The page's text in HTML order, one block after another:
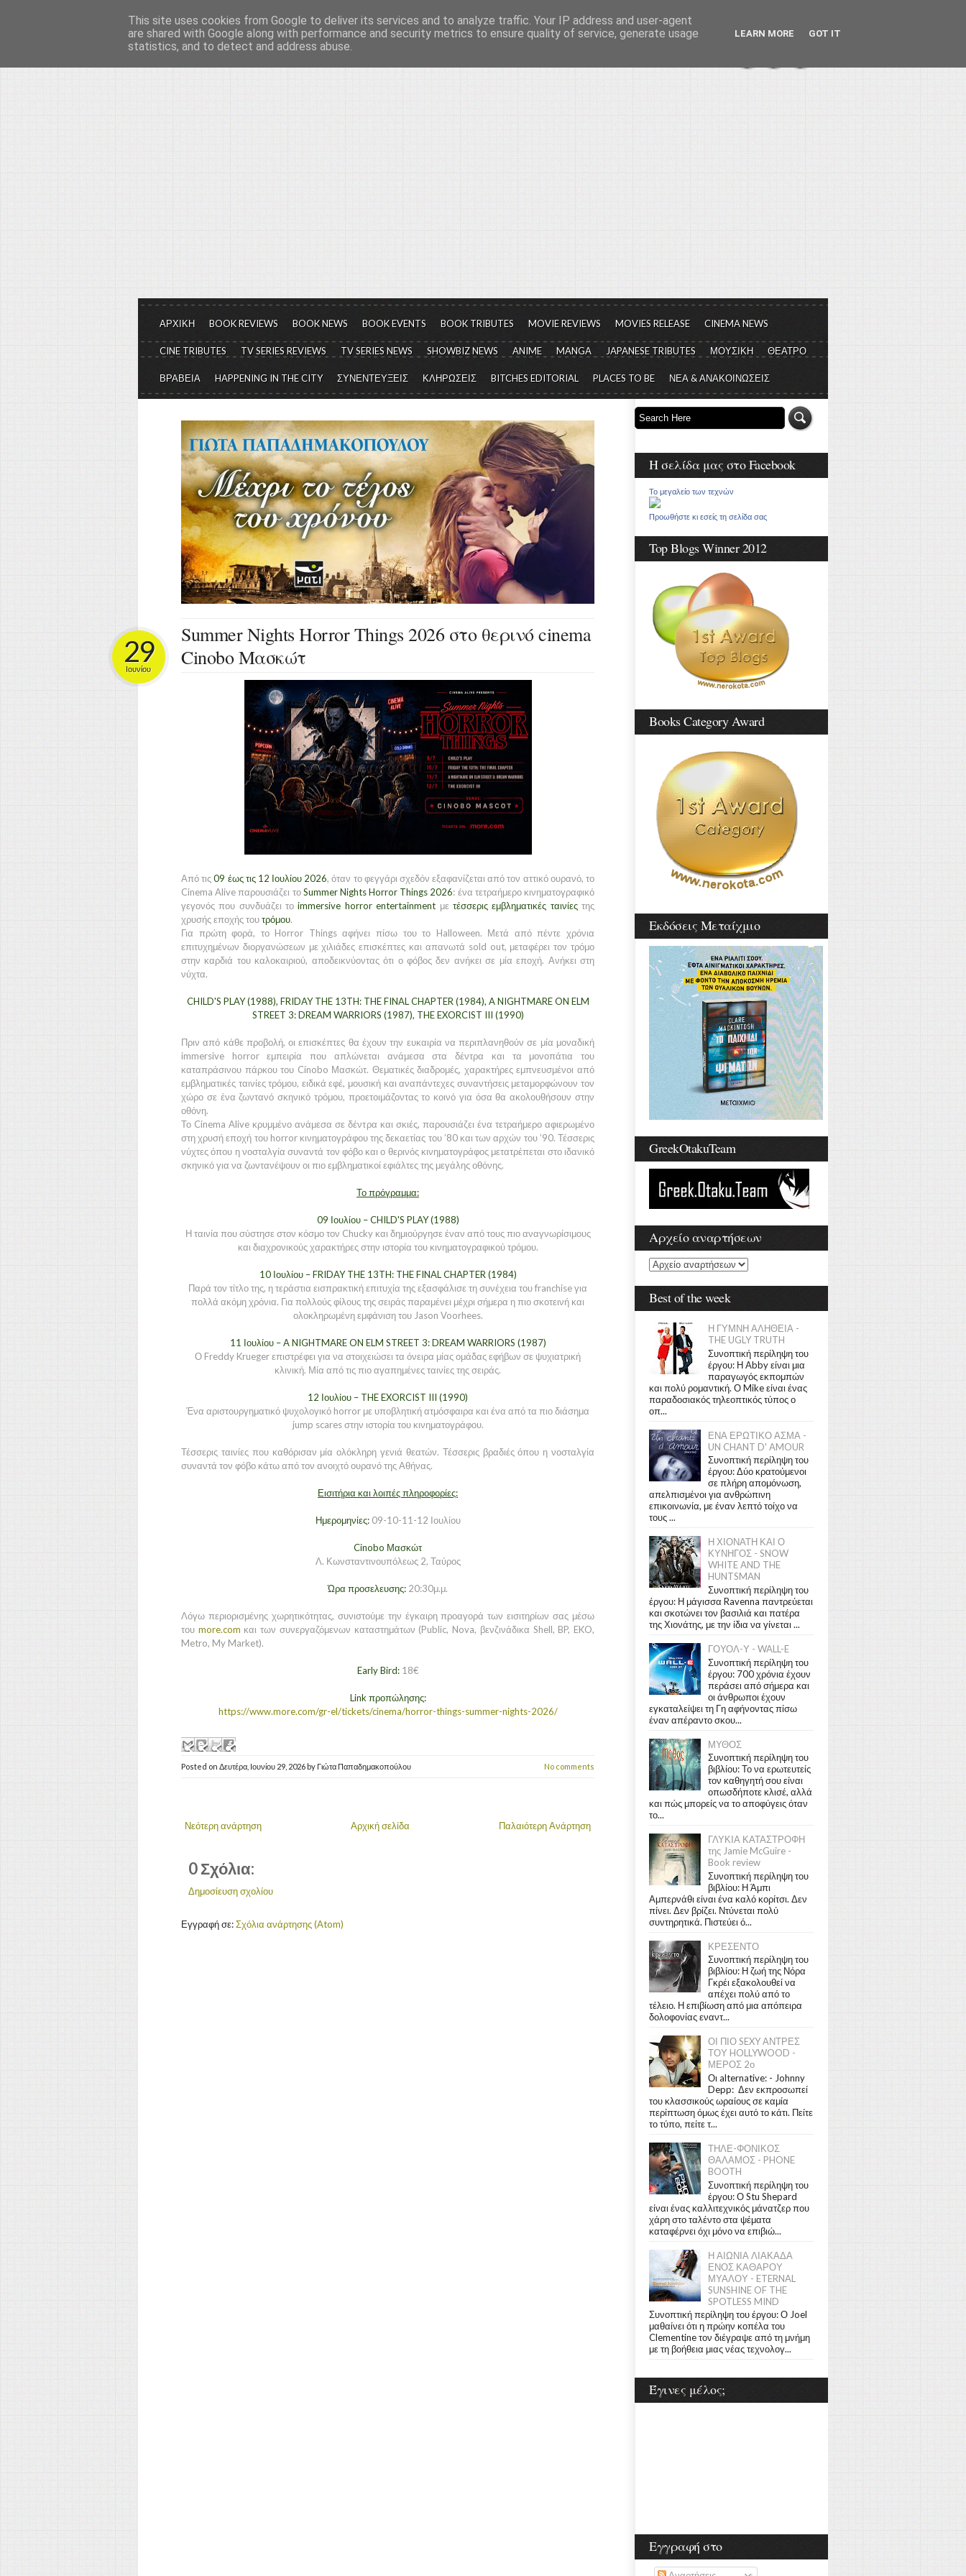
Το μεγαλείο των Τεχνών...
Είμαστε πάντα εδώ για να μιλάμε για τον πολιτισμό, σε κάθε του μορφή και έκταση...
ΑΡΧΙΚΗ BOOK REVIEWS BOOK NEWS BOOK EVENTS BOOK TRIBUTES MOVIE REVIEWS MOVIES RELEASE CINEMA NEWS
CINE TRIBUTES TV SERIES REVIEWS TV SERIES NEWS SHOWBIZ NEWS ANIME MANGA JAPANESE TRIBUTES ΜΟΥΣΙΚΗ ΘΕΑΤΡΟ
ΒΡΑΒΕΙΑ HAPPENING IN THE CITY ΣΥΝΕΝΤΕΥΞΕΙΣ ΚΛΗΡΩΣΕΙΣ BITCHES EDITORIAL PLACES TO BE ΝΕΑ & ΑΝΑΚΟΙΝΩΣΕΙΣ
Summer Nights Horror Things 2026 στο θερινό cinema
Cinobo Μασκώτ
29
Ιουνίου
Από τις09 έως τις 12 Ιουλίου 2026, όταν το φεγγάρι σχεδόν εξαφανίζεται από τον αττικό ουρανό, το
Cinema Alive παρουσιάζει τοSummer Nights Horror Things 2026: ένα τετραήμερο κινηματογραφικό
γεγονός που συνδυάζει τοimmersive horror entertainment με τέσσερις εμβληματικές ταινίεςτης
χρυσής εποχής τουτρόμου.
Για πρώτη φορά, το Horror Things αφήνει πίσω του το Halloween. Μετά από πέντε χρόνια
επιτυχημένων διοργανώσεων με χιλιάδες επισκέπτες και απανωτά sold out, μεταφέρει τον τρόμο
στην καρδιά του καλοκαιριού, αποδεικνύοντας ότι ο φόβος δεν ανήκει σε μία εποχή. Ανήκει στη
νύχτα.
CHILD'S PLAY (1988), FRIDAY THE 13TH: THE FINAL CHAPTER (1984), A NIGHTMARE ON ELM
STREET 3: DREAM WARRIORS (1987), THE EXORCIST III (1990)
Πριν από κάθε προβολή, οι επισκέπτες θα έχουν την ευκαιρία να περιπλανηθούν σε μία μοναδική
immersive horror εμπειρία που απλώνεται ανάμεσα στα δέντρα και τα μονοπάτια του
καταπράσινου πάρκου του Cinobo Μασκώτ. Θεματικές διαδρομές, χαρακτήρες εμπνευσμένοι από
εμβληματικές ταινίες τρόμου, ειδικά εφέ, μουσική και αναπάντεχες συναντήσεις μεταμορφώνουν τον
χώρο σε ένα ζωντανό σκηνικό τρόμου, προετοιμάζοντας το κοινό για όσα θα ακολουθήσουν στην
οθόνη.
Το Cinema Alive κρυμμένο ανάμεσα σε δέντρα και σκιές, παρουσιάζει ένα τετραήμερο αφιερωμένο
στη χρυσή εποχή του horror κινηματογράφου της δεκαετίας του ’80 και των αρχών του ’90. Τέσσερις
νύχτες όπου η νοσταλγία συναντά τον φόβο και ο θερινός κινηματογράφος μετατρέπεται στο ιδανικό
σκηνικό για να ζωντανέψουν οι πιο εμβληματικοί εφιάλτες της μεγάλης οθόνης.
Το πρόγραμμα:
09 Ιουλίου – CHILD'S PLAY (1988)
Η ταινία που σύστησε στον κόσμο τον Chucky και δημιούργησε έναν από τους πιο αναγνωρίσιμους
και διαχρονικούς χαρακτήρες στην ιστορία του κινηματογραφικού τρόμου.
10 Ιουλίου – FRIDAY THE 13TH: THE FINAL CHAPTER (1984)
Παρά τον τίτλο της, η τεράστια εισπρακτική επιτυχία της εξασφάλισε τη συνέχεια του franchise για
πολλά ακόμη χρόνια. Για πολλούς φίλους της σειράς παραμένει μέχρι σήμερα η πιο σκοτεινή και
ολοκληρωμένη εμφάνιση του Jason Voorhees.
11 Ιουλίου – A NIGHTMARE ON ELM STREET 3: DREAM WARRIORS (1987)
Ο Freddy Krueger επιστρέφει για να στοιχειώσει τα όνειρα μίας ομάδας εφήβων σε ψυχιατρική
κλινική. Μία από τις πιο αγαπημένες ταινίες της σειράς.
12 Ιουλίου – THE EXORCIST III (1990)
Ένα αριστουργηματικό ψυχολογικό horror με υποβλητική ατμόσφαιρα και ένα από τα πιο διάσημα
jump scares στην ιστορία του κινηματογράφου.
Τέσσερις ταινίες που καθόρισαν μία ολόκληρη γενιά θεατών. Τέσσερις βραδιές όπου η νοσταλγία
συναντά τον φόβο κάτω από τον ανοιχτό ουρανό της Αθήνας.
Εισιτήρια και λοιπές πληροφορίες:
Ημερομηνίες: 09-10-11-12 Ιουλίου
Cinobo Μασκώτ
Λ. Κωνσταντινουπόλεως 2, Ταύρος
Ώρα προσελευσης: 20:30μ.μ.
Λόγω περιορισμένης χωρητικότητας, συνιστούμε την έγκαιρη προαγορά των εισιτηρίων σας μέσω
του more.com και των συνεργαζόμενων καταστημάτων (Public, Nova, βενζινάδικα Shell, BP, EKO,
Metro, My Market).
Early Bird:18€
Link προπώλησης:
https://www.more.com/gr-el/tickets/cinema/horror-things-summer-nights-2026/
Posted on Δευτέρα, Ιουνίου 29, 2026 by Γιώτα Παπαδημακοπούλου No comments
Νεότερη ανάρτηση Παλαιότερη Ανάρτηση
Αρχική σελίδα
0 Σχόλια:
Δημοσίευση σχολίου
Εγγραφή σε:Σχόλια ανάρτησης (Atom)
Η σελίδα μας στο Facebook
Το μεγαλείο των τεχνών
Προωθήστε κι εσείς τη σελίδα σας
Top Blogs Winner 2012
Books Category Award
Εκδόσεις Μεταίχμιο
GreekOtakuTeam
Αρχείο αναρτήσεων
Best of the week
Η ΓΥΜΝΗ ΑΛΗΘΕΙΑ -
THE UGLY TRUTH
Συνοπτική περίληψη του
έργου: Η Abby είναι μια
παραγωγός εκπομπών
και πολύ ρομαντική. Ο Mike είναι ένας
παραδοσιακός τηλεοπτικός τύπος ο
οπ...
ΕΝΑ ΕΡΩΤΙΚΟ ΑΣΜΑ -
UN CHANT D' AMOUR
Συνοπτική περίληψη του
έργου: Δύο κρατούμενοι
σε πλήρη απομόνωση,
απελπισμένοι για ανθρώπινη
επικοινωνία, με έναν λεπτό τοίχο να
τους ...
Η ΧΙΟΝΑΤΗ ΚΑΙ Ο
ΚΥΝΗΓΟΣ - SNOW
WHITE AND THE
HUNTSMAN
Συνοπτική περίληψη του
έργου: Η μάγισσα Ravenna παντρεύεται
και σκοτώνει τον βασιλιά και πατέρα
της Χιονάτης, με την ίδια να γίνεται ...
ΓΟΥΟΛ-Υ - WALL-E
Συνοπτική περίληψη του
έργου: 700 χρόνια έχουν
περάσει από σήμερα και
οι άνθρωποι έχουν
εγκαταλείψει τη Γη αφήνοντας πίσω
έναν απέραντο σκου...
ΜΥΘΟΣ
Συνοπτική περίληψη του
βιβλίου: Το να ερωτευτείς
τον καθηγητή σου είναι
οπωσδήποτε κλισέ, αλλά
και πώς μπορείς να το αποφύγεις όταν
το...
ΓΛΥΚΙΑ ΚΑΤΑΣΤΡΟΦΗ
της Jamie McGuire -
Book review
Συνοπτική περίληψη του
βιβλίου: Η Άμπι
Αμπερνάθι είναι ένα καλό κορίτσι. Δεν
πίνει. Δεν βρίζει. Ντύνεται πολύ
συντηρητικά. Πιστεύει ό...
ΚΡΕΣΕΝΤΟ
Συνοπτική περίληψη του
βιβλίου: Η ζωή της Νόρα
Γκρέι εξακολουθεί να
απέχει πολύ από το
τέλειο. Η επιβίωση από μια απόπειρα
δολοφονίας εναντ...
ΟΙ ΠΙΟ SEXY ΑΝΤΡΕΣ
ΤΟΥ HOLLYWOOD -
ΜΕΡΟΣ 2ο
Οι alternative: - Johnny
Depp: Δεν εκπροσωπεί
του κλασσικούς ωραίους σε καμία
περίπτωση όμως έχει αυτό το κάτι. Πείτε
το τύπο, πείτε τ...
ΤΗΛΕ-ΦΟΝΙΚΟΣ
ΘΑΛΑΜΟΣ - PHONE
BOOTH
Συνοπτική περίληψη του
έργου: Ο Stu Shepard
είναι ένας καλλιτεχνικός μάνατζερ που
χάρη στο ταλέντο στα ψέματα
καταφέρνει όχι μόνο να επιβιώ...
Η ΑΙΩΝΙΑ ΛΙΑΚΑΔΑ
ΕΝΟΣ ΚΑΘΑΡΟΥ
ΜΥΑΛΟΥ - ETERNAL
SUNSHINE OF THE
SPOTLESS MIND
Συνοπτική περίληψη του έργου: Ο Joel
μαθαίνει ότι η πρώην κοπέλα του
Clementine τον διέγραψε από τη μνήμη
με τη βοήθεια μιας νέας τεχνολογ...
Έγινες μέλος;
Εγγραφή στο
This site uses cookies from Google to deliver its services and to analyze traffic. Your IP address and user-agent
are shared with Google along with performance and security metrics to ensure quality of service, generate usage
statistics, and to detect and address abuse.
LEARN MORE GOT IT